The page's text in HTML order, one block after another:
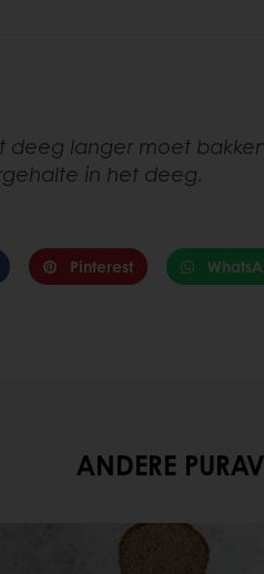
deeg langer moet
in het deeg.
Pinterest
ANDERE